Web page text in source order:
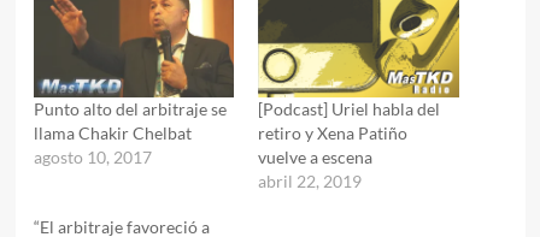
Punto alto del arbitraje se
llama Chakir Chelbat
agosto 10, 2017
[Podcast] Uriel habla del
retiro y Xena Patiño
vuelve a escena
abril 22, 2019
“El arbitraje favoreció a